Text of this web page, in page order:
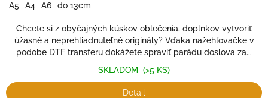
A5 A4 A6 do 13cm
Chcete si z obyčajných kúskov oblečenia, doplnkov vytvoriť
úžasné a neprehliadnuteľné originály? Vďaka nažehľovačke v
podobe DTF transferu dokážete spraviť parádu doslova za...
SKLADOM (>5 KS)
Detail